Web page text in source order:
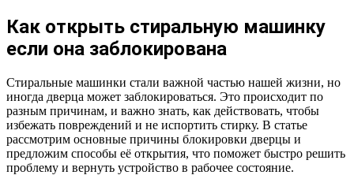
Как открыть стиральную машинку
если она заблокирована
Стиральные машинки стали важной частью нашей жизни, но
иногда дверца может заблокироваться. Это происходит по
разным причинам, и важно знать, как действовать, чтобы
избежать повреждений и не испортить стирку. В статье
рассмотрим основные причины блокировки дверцы и
предложим способы её открытия, что поможет быстро решить
проблему и вернуть устройство в рабочее состояние.